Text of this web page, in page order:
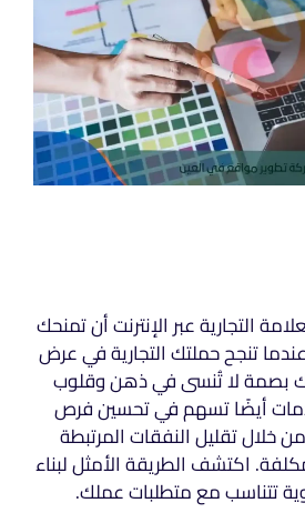
التجارية عبر الإنترنت أن تمنحك
تنجح حملتك التجارية في عرض
بصمة لا تُنسى في ذهن وقلوب
أيضًا تسهم في تحسين فرص
خلال تقليل النفقات المرتبطة
اكتشف الطريقة الأمثل لبناء
تتناسب مع متطلبات عملك.